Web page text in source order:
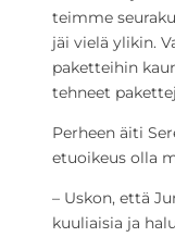
teimme
jäi vielä ylikin.
paketteihin
tehneet
Perheen äiti
etuoikeus olla
– Uskon, että
kuuliaisia ja